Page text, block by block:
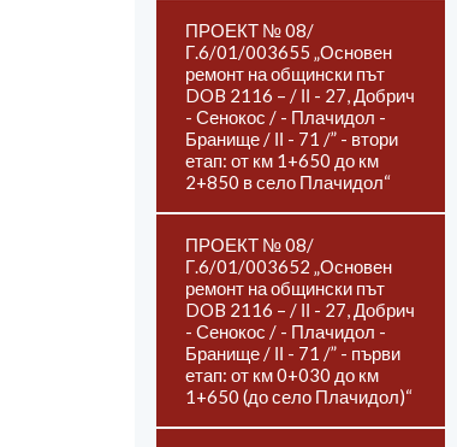
ПРОЕКТ № 08/
Г.6/01/003655 „Основен
ремонт на общински път
DOB 2116 – / ІІ - 27, Добрич
- Сенокос / - Плачидол -
Бранище / ІІ - 71 /” - втори
етап: от км 1+650 до км
2+850 в село Плачидол“
ПРОЕКТ № 08/
Г.6/01/003652 „Основен
ремонт на общински път
DOB 2116 – / ІІ - 27, Добрич
- Сенокос / - Плачидол -
Бранище / ІІ - 71 /” - първи
етап: от км 0+030 до км
1+650 (до село Плачидол)“